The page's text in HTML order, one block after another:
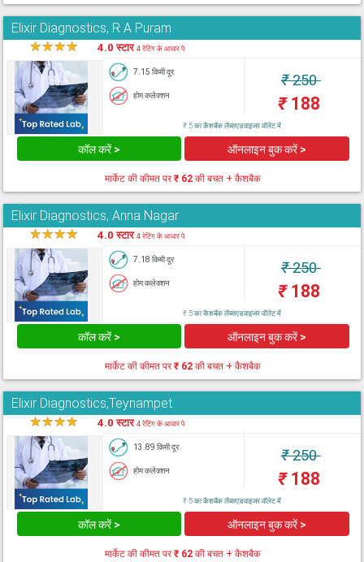
Elixir Diagnostics, R A Puram
★★★★ 4.0 स्टार4 रेटिंग के आधार पे
7.15 किमी दूर
होम कलेक्शन
₹250
₹188
₹ 5 का कैशबैक लैब्सएडवाइजर वॉलेट में
कॉल करें > ऑनलाइन बुक करें >
मार्केट की कीमत पर₹ 62 की बचत + कैशबैक
Elixir Diagnostics, Anna Nagar
★★★★ 4.0 स्टार4 रेटिंग के आधार पे
7.18 किमी दूर
होम कलेक्शन
₹250
₹188
₹ 5 का कैशबैक लैब्सएडवाइजर वॉलेट में
कॉल करें > ऑनलाइन बुक करें >
मार्केट की कीमत पर₹ 62 की बचत + कैशबैक
Elixir Diagnostics,Teynampet
★★★★ 4.0 स्टार4 रेटिंग के आधार पे
13.89 किमी दूर
होम कलेक्शन
₹250
₹188
₹ 5 का कैशबैक लैब्सएडवाइजर वॉलेट में
कॉल करें > ऑनलाइन बुक करें >
मार्केट की कीमत पर₹ 62 की बचत + कैशबैक